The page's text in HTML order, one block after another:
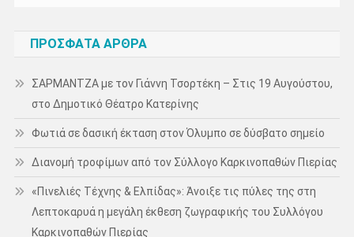
ΠΡΌΣΦΑΤΑ ΆΡΘΡΑ
ΣΑΡΜΑΝΤΖΑ με τον Γιάννη Τσορτέκη – Στις 19 Αυγούστου,
στο Δημοτικό Θέατρο Κατερίνης
Φωτιά σε δασική έκταση στον Όλυμπο σε δύσβατο σημείο
Διανομή τροφίμων από τον Σύλλογο Καρκινοπαθών Πιερίας
«Πινελιές Τέχνης & Ελπίδας»: Άνοιξε τις πύλες της στη
Λεπτοκαρυά η μεγάλη έκθεση ζωγραφικής του Συλλόγου
Καρκινοπαθών Πιερίας